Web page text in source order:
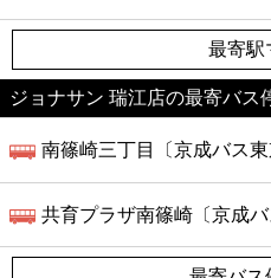
最寄駅
ジョナサン 瑞江店の最寄バス
南篠崎三丁目〔京成バス
共育プラザ南篠崎〔京成